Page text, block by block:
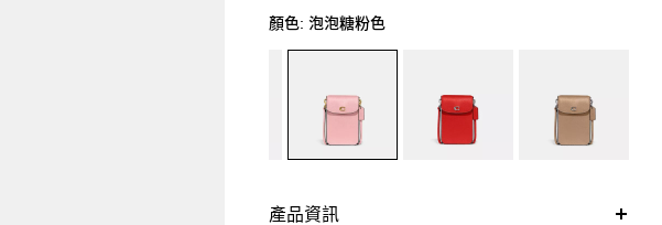
顏色: 泡泡糖粉色
產品資訊